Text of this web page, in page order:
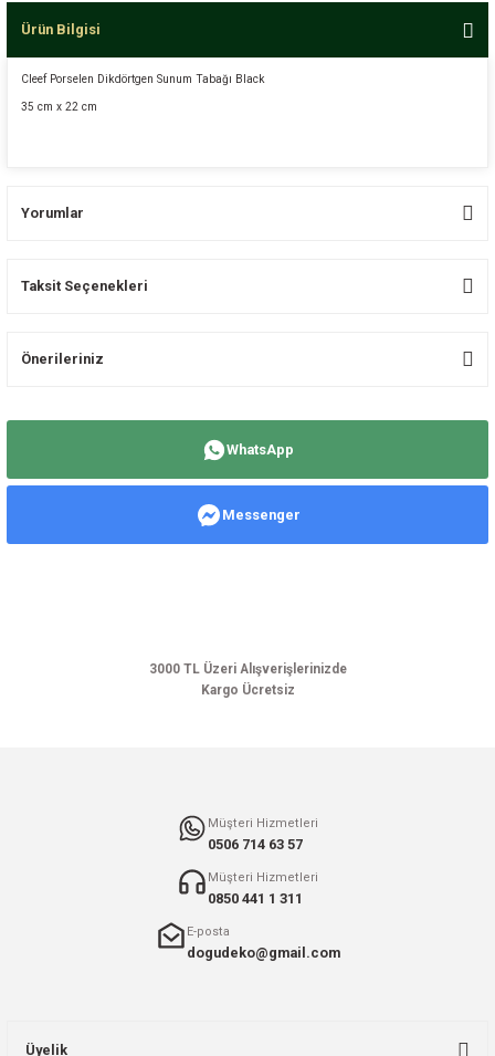
Ürün Bilgisi
Cleef Porselen Dikdörtgen Sunum Tabağı Black
35 cm x 22 cm
Yorumlar
Taksit Seçenekleri
Önerileriniz
Ürün resmi kalitesiz, bozuk veya görüntülenemiyor.
WhatsApp
Messenger
3000 TL Üzeri Alışverişlerinizde
Kargo Ücretsiz
Müşteri Hizmetleri
0506 714 63 57
Müşteri Hizmetleri
0850 441 1 311
E-posta
dogudeko@gmail.com
Üyelik